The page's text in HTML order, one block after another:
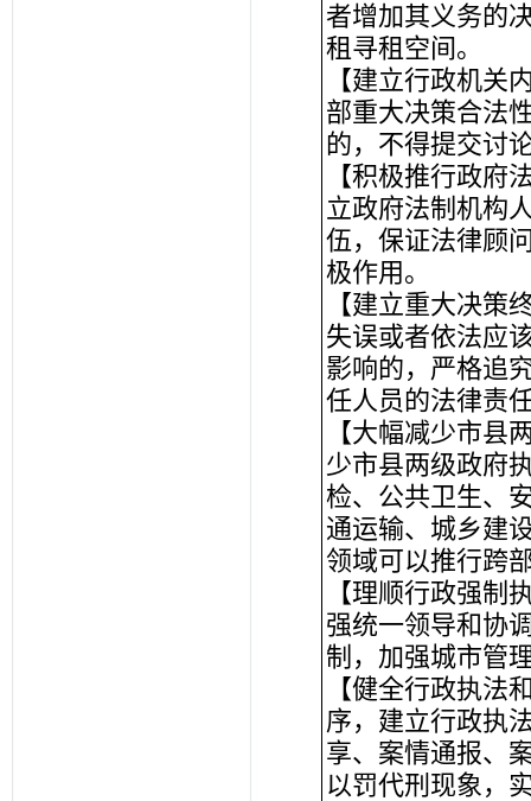
者增加其义务的
租寻租空间。
【建立行政机关
部重大决策合法
的，不得提交讨
【积极推行政府
立政府法制机构
伍，保证法律顾
极作用。
【建立重大决策
失误或者依法应
影响的，严格追
任人员的法律责
【大幅减少市县
少市县两级政府
检、公共卫生、
通运输、城乡建
领域可以推行跨
【理顺行政强制
强统一领导和协
制，加强城市管
【健全行政执法
序，建立行政执
享、案情通报、
以罚代刑现象，